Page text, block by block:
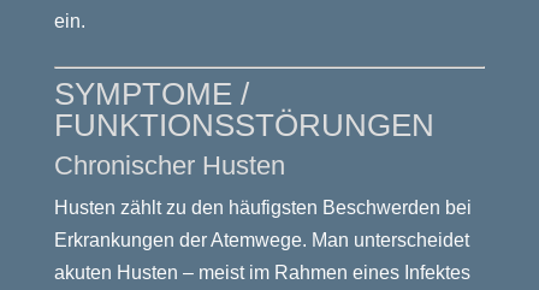
ein.
SYMPTOME /
FUNKTIONSSTÖRUNGEN
Chronischer Husten
Husten zählt zu den häufigsten Beschwerden bei
Erkrankungen der Atemwege. Man unterscheidet
akuten Husten – meist im Rahmen eines Infektes